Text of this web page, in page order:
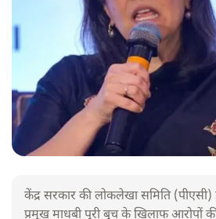
केंद्र सरकार की लोकलेखा समिति
प्रमुख माधबी पुरी बुच के खिलाफ आरोपों